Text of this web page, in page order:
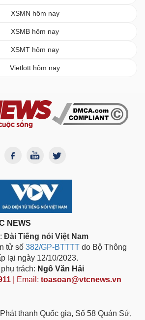
XSMN hôm nay
XSMB hôm nay
XSMT hôm nay
Vietlott hôm nay
NEWS
Đài Tiếng nói Việt Nam
tử số 382/GP-BTTTT do Bộ Thông
lại ngày 12/10/2023.
trách: Ngô Văn Hải
| Email: toasoan@vtcnews.vn
thanh Quốc gia, Số 58 Quán Sứ,